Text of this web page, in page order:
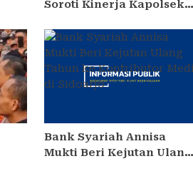
Soroti Kinerja Kapolsek
Pelabuhan Tanjung Perak
Lakukan Evaluasi
Bank Syariah Annisa
Mukti Beri Kejutan Ulang